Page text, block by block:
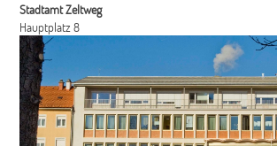
Stadtamt Zeltweg
Hauptplatz 8